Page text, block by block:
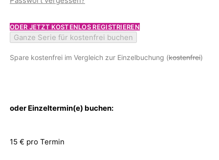
ODER JETZT KOSTENLOS REGISTRIEREN
Ganze Serie für kostenfrei buchen
Spare kostenfrei im Vergleich zur Einzelbuchung (kostenfrei)
oder Einzeltermin(e) buchen:
15 € pro Termin